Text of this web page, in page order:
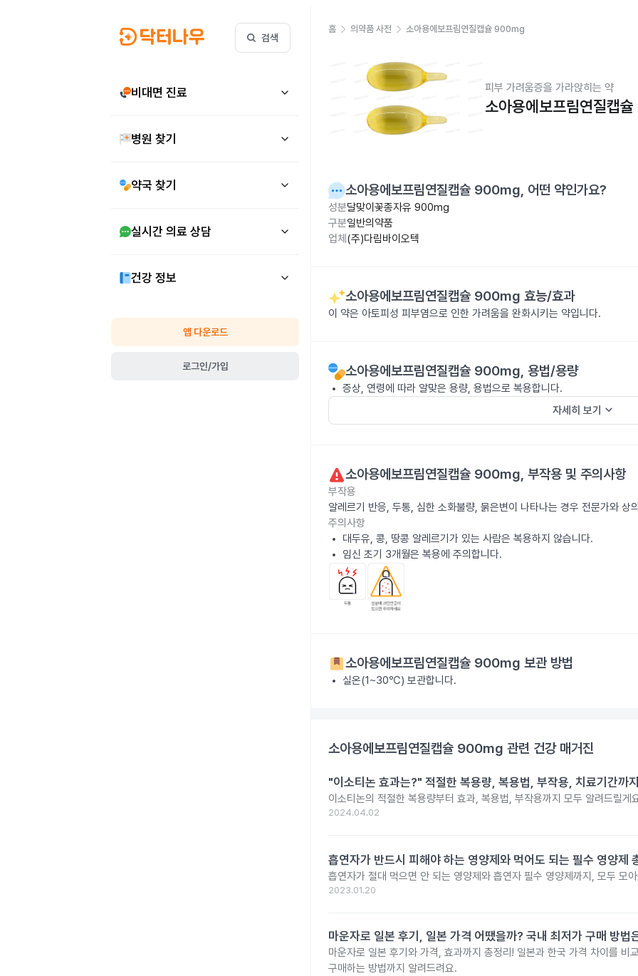
검색
비대면 진료
병원 찾기
약국 찾기
실시간 의료 상담
건강 정보
앱 다운로드
로그인/가입
홈 의약품 사전 소아용에보프림연질캡슐 900mg
피부 가려움증을 가라앉히는 약
소아용에보프림연질캡
소아용에보프림연질캡슐 900mg, 어떤 약인가요?
성분달맞이꽃종자유 900mg
구분일반의약품
업체 (주)다림바이오텍
소아용에보프림연질캡슐 900mg 효능/효과
이 약은 아토피성 피부염으로 인한 가려움을 완화시키는 약입니다.
소아용에보프림연질캡슐 900mg, 용법/용량
증상, 연령에 따라 알맞은 용량, 용법으로 복용합니다.
자세히 보기 keyboard_arrow_down
소아용에보프림연질캡슐 900mg, 부작용 및 주의사항
부작용
알레르기 반응, 두통, 심한 소화불량, 묽은변이 나타나는 경우 전문가와 상
주의사항
대두유, 콩, 땅콩 알레르기가 있는 사람은 복용하지 않습니다.
임신 초기 3개월은 복용에 주의합니다.
소아용에보프림연질캡슐 900mg 보관 방법
실온(1~30℃) 보관합니다.
소아용에보프림연질캡슐 900mg 관련 건강 매거진
"이소티논 효과는?" 적절한 복용량, 복용법, 부작용, 치료기간까지
이소티논의 적절한 복용량부터 효과, 복용법, 부작용까지 모두 알려드릴게
2024.04.02
흡연자가 반드시 피해야 하는 영양제와 먹어도 되는 필수 영양제
흡연자가 절대 먹으면 안 되는 영양제와 흡연자 필수 영양제까지, 모두 모
2023.01.20
마운자로 일본 후기, 일본 가격 어땠을까? 국내 최저가 구매 방법
마운자로 일본 후기와 가격, 효과까지 총정리! 일본과 한국 가격 차이를 비
구매하는 방법까지 알려드려요.